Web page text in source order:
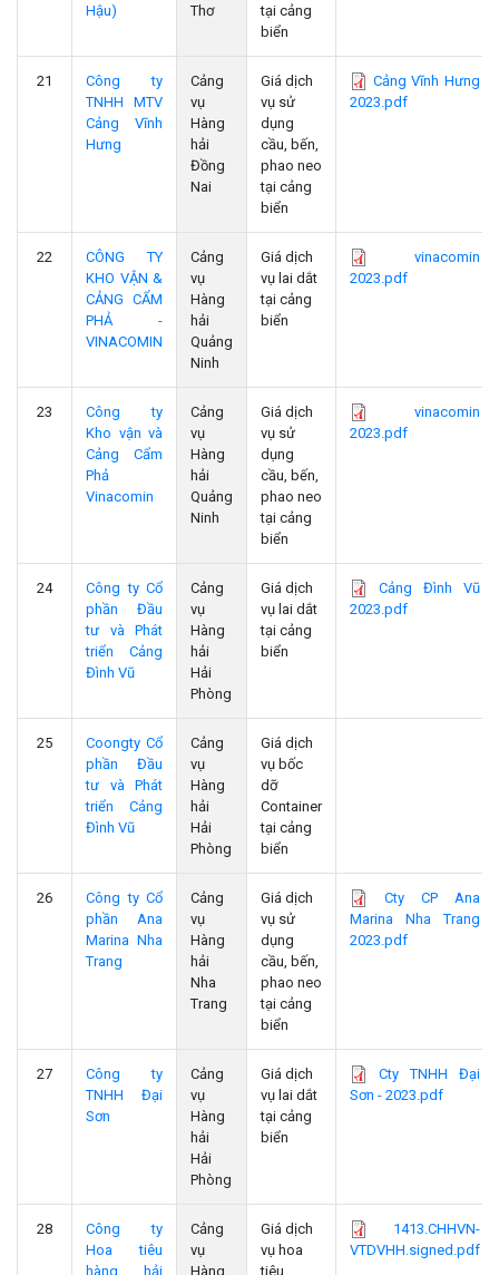
Hậu)
Thơ
tại cảng
biển
21
Công ty
TNHH MTV
Cảng Vĩnh
Hưng
Cảng
vụ
Hàng
hải
Đồng
Nai
Giá dịch
vụ sử
dụng
cầu, bến,
phao neo
tại cảng
biển
Cảng Vĩnh Hưng
2023.pdf
22
CÔNG TY
KHO VẬN &
CẢNG CẨM
PHẢ -
VINACOMIN
Cảng
vụ
Hàng
hải
Quảng
Ninh
Giá dịch
vụ lai dắt
tại cảng
biển
vinacomin
2023.pdf
23
Công ty
Kho vận và
Cảng Cẩm
Phả
Vinacomin
Cảng
vụ
Hàng
hải
Quảng
Ninh
Giá dịch
vụ sử
dụng
cầu, bến,
phao neo
tại cảng
biển
vinacomin
2023.pdf
24
Công ty Cổ
phần Đầu
tư và Phát
triển Cảng
Đình Vũ
Cảng
vụ
Hàng
hải
Hải
Phòng
Giá dịch
vụ lai dắt
tại cảng
biển
Cảng Đình Vũ
2023.pdf
25
Coongty Cổ
phần Đầu
tư và Phát
triển Cảng
Đình Vũ
Cảng
vụ
Hàng
hải
Hải
Phòng
Giá dịch
vụ bốc
dỡ
Container
tại cảng
biển
26
Công ty Cổ
phần Ana
Marina Nha
Trang
Cảng
vụ
Hàng
hải
Nha
Trang
Giá dịch
vụ sử
dụng
cầu, bến,
phao neo
tại cảng
biển
Cty CP Ana
Marina Nha Trang
2023.pdf
27
Công ty
TNHH Đại
Sơn
Cảng
vụ
Hàng
hải
Hải
Phòng
Giá dịch
vụ lai dắt
tại cảng
biển
Cty TNHH Đại
Sơn - 2023.pdf
28
Công ty
Hoa tiêu
hàng hải
Cảng
vụ
Hàng
Giá dịch
vụ hoa
tiêu
1413.CHHVN-
VTDVHH.signed.pdf